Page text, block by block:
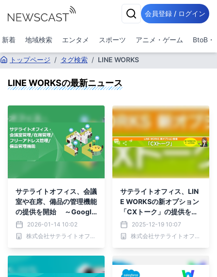
会員登録 / ログイン
新着 地域検索 エンタメ スポーツ アニメ・ゲーム BtoB・
トップページ / タグ検索 / LINE WORKS
LINE WORKSの最新ニュース
サテライトオフィス、会議
室や在席、備品の管理機能
の提供を開始 ～Google
Workspace / Microsoft 3
65 / LINE WORKSと連携
～
2026-01-14 10:02
株式会社サテライトオフィス
サテライトオフィス、LIN
E WORKSの新オプション
「CXトーク」の提供を開
始 ～社内外のお問い合
わせを管理し、チームで対
応することが可能に！～
2025-12-19 10:07
株式会社サテライトオフィス